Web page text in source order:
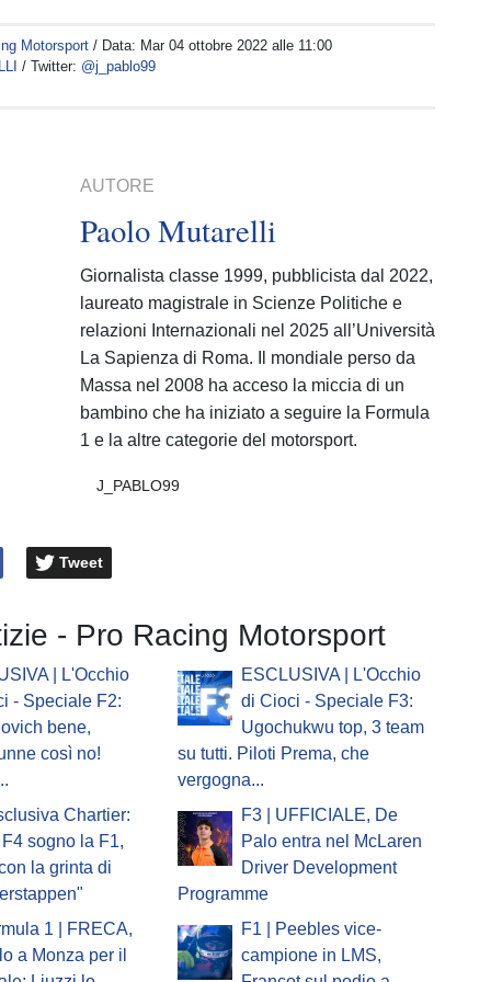
Motorsport / Data: Mar 04 ottobre 2022 alle 11:00
/ Twitter: @j_pablo99
AUTORE
Paolo Mutarelli
Giornalista classe 1999, pubblicista dal 2022,
laureato magistrale in Scienze Politiche e
relazioni Internazionali nel 2025 all’Università
La Sapienza di Roma. Il mondiale perso da
Massa nel 2008 ha acceso la miccia di un
bambino che ha iniziato a seguire la Formula
1 e la altre categorie del motorsport.
J_PABLO99
Tweet
- Pro Racing Motorsport
| L'Occhio
- Speciale F2:
bene,
così no!
ESCLUSIVA | L'Occhio
di Cioci - Speciale F3:
Ugochukwu top, 3 team
su tutti. Piloti Prema, che
vergogna...
Chartier:
sogno la F1,
la grinta di
F3 | UFFICIALE, De
Palo entra nel McLaren
Driver Development
Programme
1 | FRECA,
a Monza per il
F1 | Peebles vice-
campione in LMS,